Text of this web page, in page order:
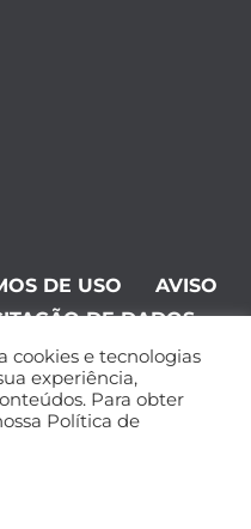
DE USO
AVISO
DE DADOS
os
cookies e tecnologias
experiência,
Para obter
Política de